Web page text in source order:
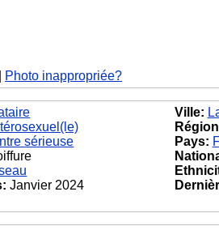
Photo inappropriée?
sérieuse
Janvier 2024
Ville:
Pays: